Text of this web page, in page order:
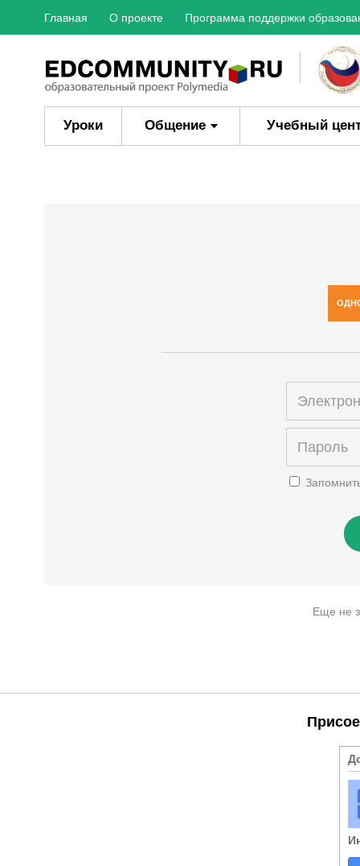
Главная О проекте Программа поддержки
Уроки Общение Учебный
Еще не